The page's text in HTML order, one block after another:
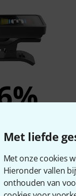
Met liefde
Met onze cookies
Hieronder vallen
onthouden van
CT-27 Eclipse
15,90